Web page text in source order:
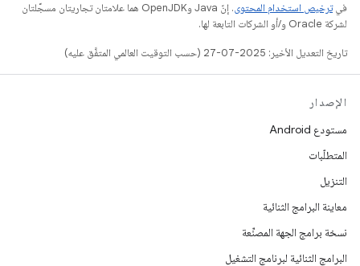
فيترخيص استخدام المحتوى
. إنّ Java وOpenJDK هما علامتان تجاريتان مسجَّلتان
لشركة Oracle و/أو الشركات التابعة لها.
تاريخ التعديل الأخير: 2025-07-27 (حسب التوقيت العالمي المتفَّق عليه)
الإصدار
مستودع Android
المتطلّبات
التنزيل
معاينة البرامج الثنائية
نسخة برامج الجهة المصنِّعة
البرامج الثنائية لبرنامج التشغيل